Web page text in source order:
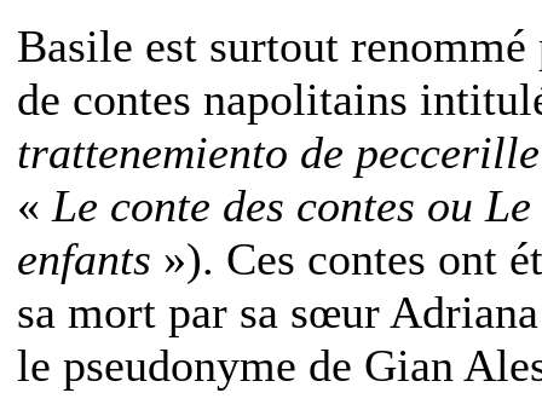
Basile est surtout
de contes napolitains
trattenemiento de peccerille
« Le conte des contes ou
enfants »). Ces contes ont
sa mort par sa sœur
le pseudonyme de Gian